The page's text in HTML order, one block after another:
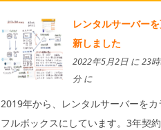
レンタルサーバー
新しました
2022年5月2日 に 23
分 に
2019年から、レンタルサーバーをカ
フルボックスにしています。3年契約